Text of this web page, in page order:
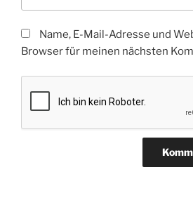
Name, E-Mail-Adresse und
Browser für meinen nächsten